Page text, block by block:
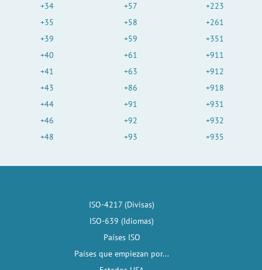
+34
+35
+39
+40
+41
+43
+44
+46
+48
+57
+58
+59
+61
+63
+86
+91
+92
+93
+223
+261
+351
+911
+912
+918
+931
+932
+935
ISO-4217 (Divisas)
ISO-639 (Idiomas)
Países ISO
Países que empiezan por...